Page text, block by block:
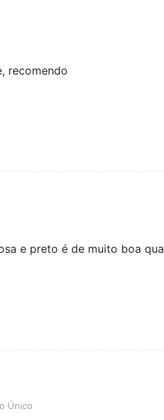
recomendo
e preto é de muito boa
Único